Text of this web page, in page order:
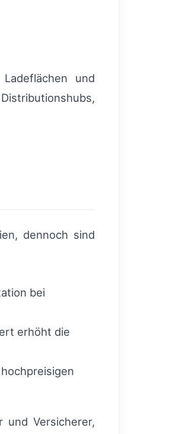
und
dennoch sind
bei
erhöht die
und Versicherer,